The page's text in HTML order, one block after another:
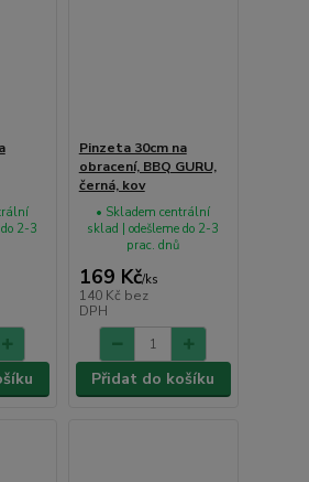
2-3
Pinzeta 30cm na
obracení, BBQ GURU,
černá, kov
169 Kč/ks
140 Kč bez
DPH
• Skladem centrální
sklad | odešleme do 2-3
prac. dnů
Přidat do košíku